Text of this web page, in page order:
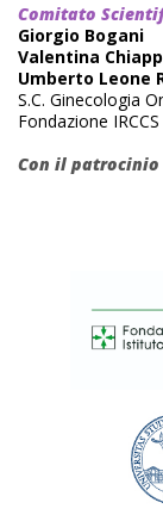
Comitato
Giorgio Bogani
Valentina
Umberto Leone
S.C. Ginecologia
Fondazione
Con il patrocinio